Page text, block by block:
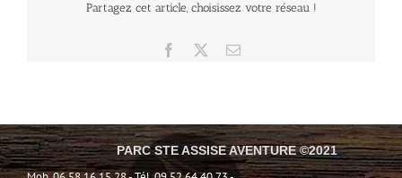
Partagez cet article, choisissez votre réseau !
Facebook Email
PARC STE ASSISE AVENTURE ©2021